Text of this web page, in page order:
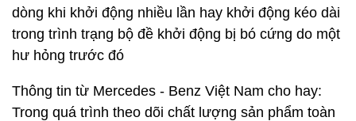
dòng khi khởi động nhiều lần hay khởi động kéo dài
trong trình trạng bộ đề khởi động bị bó cứng do một
hư hỏng trước đó
Thông tin từ Mercedes - Benz Việt Nam cho hay:
Trong quá trình theo dõi chất lượng sản phẩm toàn